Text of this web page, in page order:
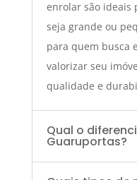
enrolar são ideais
seja grande ou
para quem busca
valorizar seu
qualidade e
Qual o
Guaruportas?